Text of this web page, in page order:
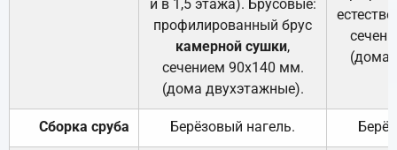
и в 1,5 этажа). Брусовые:
профилированный брус
камерной сушки,
сечением 90х140 мм.
(дома двухэтажные).
(дома
Сборка сруба Берёзовый нагель.